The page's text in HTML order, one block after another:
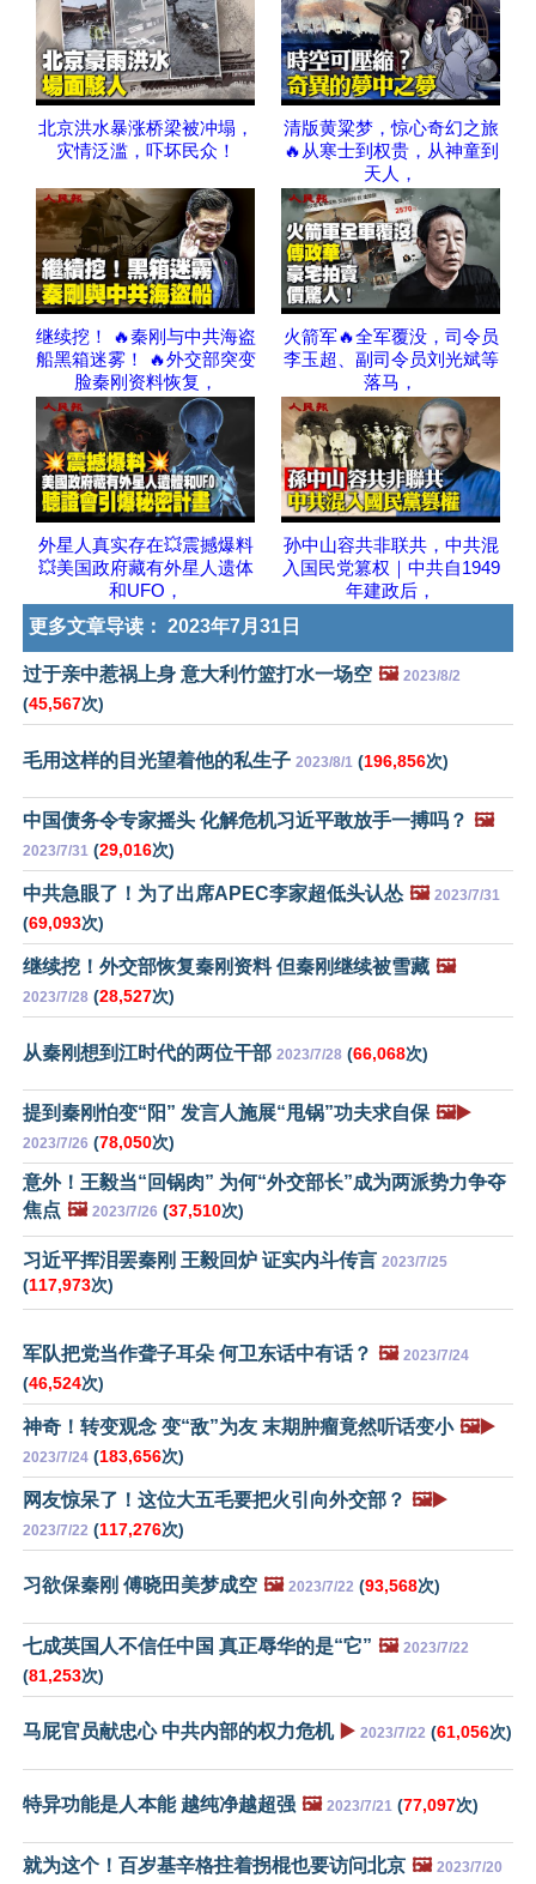
北京洪水暴涨桥梁被冲塌，
灾情泛滥，吓坏民众！
清版黄粱梦，惊心奇幻之旅
🔥从寒士到权贵，从神童到
天人，
继续挖！ 🔥秦刚与中共海盗
船黑箱迷雾！ 🔥外交部突变
脸秦刚资料恢复，
火箭军🔥全军覆没，司令员
李玉超、副司令员刘光斌等
落马，
外星人真实存在💥震撼爆料
💥美国政府藏有外星人遗体
和UFO，
孙中山容共非联共，中共混
入国民党篡权｜中共自1949
年建政后，
更多文章导读： 2023年7月31日
过于亲中惹祸上身 意大利竹篮打水一场空 🖼️ 2023/8/2
(45,567次)
毛用这样的目光望着他的私生子 2023/8/1 (196,856次)
中国债务令专家摇头 化解危机习近平敢放手一搏吗？ 🖼️
2023/7/31 (29,016次)
中共急眼了！为了出席APEC李家超低头认怂 🖼️ 2023/7/31
(69,093次)
继续挖！外交部恢复秦刚资料 但秦刚继续被雪藏 🖼️
2023/7/28 (28,527次)
从秦刚想到江时代的两位干部 2023/7/28 (66,068次)
提到秦刚怕变“阳” 发言人施展“甩锅”功夫求自保 🖼️▶️
2023/7/26 (78,050次)
意外！王毅当“回锅肉” 为何“外交部长”成为两派势力争夺
焦点 🖼️ 2023/7/26 (37,510次)
习近平挥泪罢秦刚 王毅回炉 证实内斗传言 2023/7/25
(117,973次)
军队把党当作聋子耳朵 何卫东话中有话？ 🖼️ 2023/7/24
(46,524次)
神奇！转变观念 变“敌”为友 末期肿瘤竟然听话变小 🖼️▶️
2023/7/24 (183,656次)
网友惊呆了！这位大五毛要把火引向外交部？ 🖼️▶️
2023/7/22 (117,276次)
习欲保秦刚 傅晓田美梦成空 🖼️ 2023/7/22 (93,568次)
七成英国人不信任中国 真正辱华的是“它” 🖼️ 2023/7/22
(81,253次)
马屁官员献忠心 中共内部的权力危机 ▶️ 2023/7/22 (61,056次)
特异功能是人本能 越纯净越超强 🖼️ 2023/7/21 (77,097次)
就为这个！百岁基辛格拄着拐棍也要访问北京 🖼️ 2023/7/20